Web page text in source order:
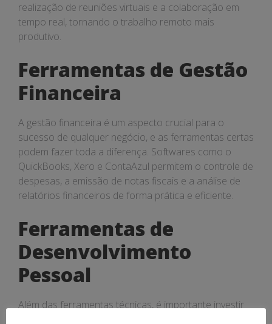
realização de reuniões virtuais e a colaboração em
tempo real, tornando o trabalho remoto mais
produtivo.
Ferramentas de Gestão
Financeira
A gestão financeira é um aspecto crucial para o
sucesso de qualquer negócio, e as ferramentas certas
podem fazer toda a diferença. Softwares como o
QuickBooks, Xero e ContaAzul permitem o controle de
despesas, a emissão de notas fiscais e a análise de
relatórios financeiros de forma prática e eficiente.
Ferramentas de
Desenvolvimento
Pessoal
Além das ferramentas técnicas, é importante investir